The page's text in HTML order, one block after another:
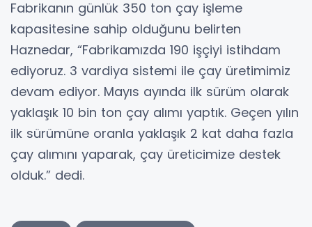
Fabrikanın günlük 350 ton çay işleme
kapasitesine sahip olduğunu belirten
Haznedar, “Fabrikamızda 190 işçiyi istihdam
ediyoruz. 3 vardiya sistemi ile çay üretimimiz
devam ediyor. Mayıs ayında ilk sürüm olarak
yaklaşık 10 bin ton çay alımı yaptık. Geçen yılın
ilk sürümüne oranla yaklaşık 2 kat daha fazla
çay alımını yaparak, çay üreticimize destek
olduk.” dedi.